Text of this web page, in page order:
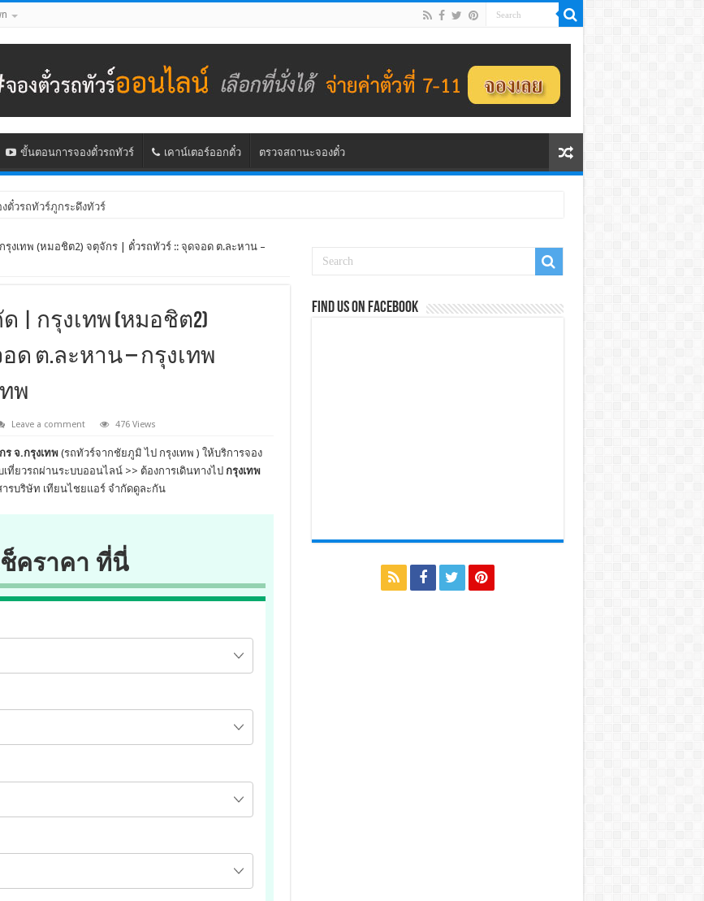
ขั้นตอนการจองตั๋วรถทัวร์ เคาน์เตอร์ออกตั๋ว ตรวจสถานะจองตั๋ว
งตั๋วรถทัวร์ภูกระดึงทัวร์
งเทพ (หมอชิต2) จตุจักร | ตั๋วรถทัวร์ :: จุดจอด ต.ละหาน –
| กรุงเทพ (หมอชิต2)
ด ต.ละหาน – กรุงเทพ
พ
Leave a comment 476 Views
จ.กรุงเทพ(รถทัวร์จากชัยภูมิ ไป กรุงเทพ ) ให้บริการจอง
ที่ยวรถผ่านระบบออนไลน์ >> ต้องการเดินทางไป กรุงเทพ
รบริษัท เทียนไชยแอร์ จำกัดดูละกัน
ช็คราคา ที่นี่
Find us on Facebook